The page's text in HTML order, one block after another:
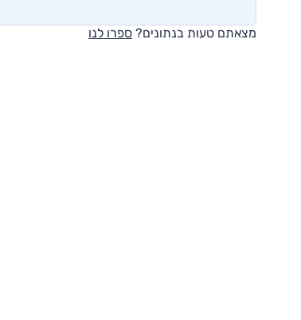
מצאתם טעות בנתונים? ספרו לנו